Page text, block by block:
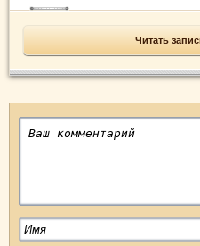
Читать